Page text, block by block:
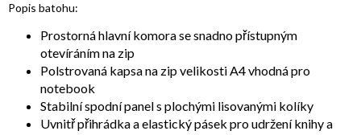
Popis batohu:
Prostorná hlavní komora se snadno přístupným
otevíráním na zip
Polstrovaná kapsa na zip velikosti A4 vhodná pro
notebook
Stabilní spodní panel s plochými lisovanými kolíky
Uvnitř přihrádka a elastický pásek pro udržení knihy a